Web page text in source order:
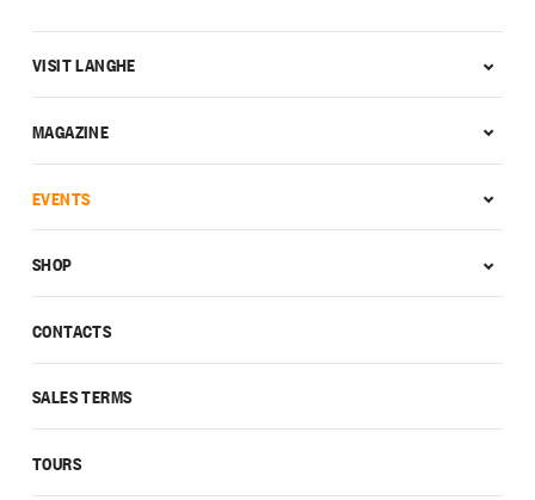
CONTACTS
SALES TERMS
TOURS
VISIT LANGHE
MAGAZINE
EVENTS
SHOP